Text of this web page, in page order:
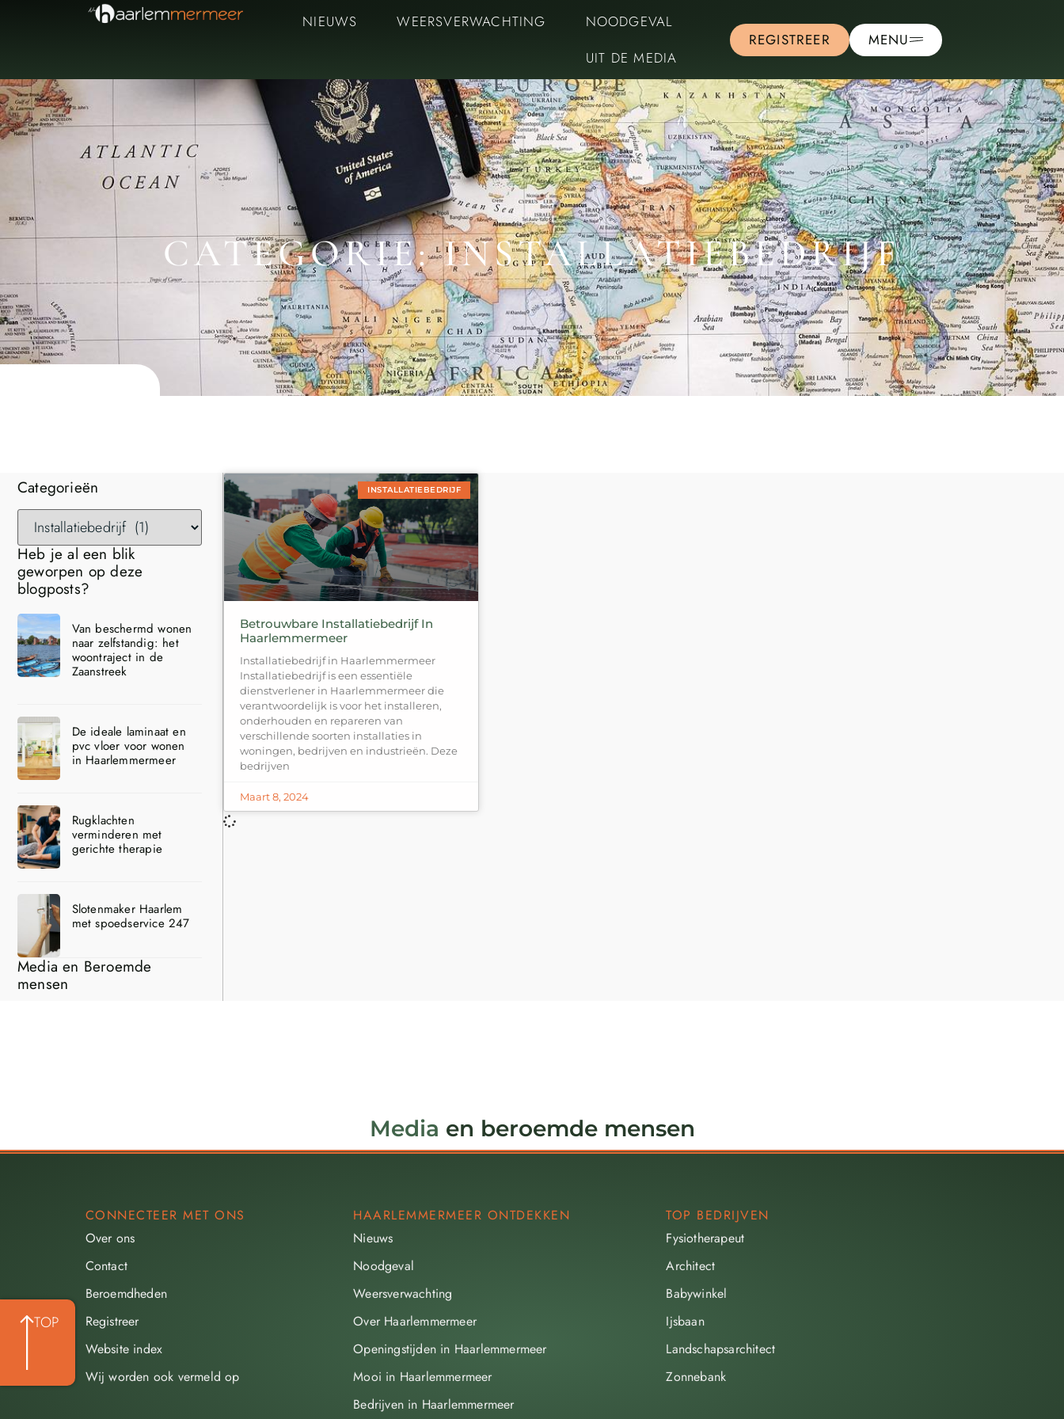
TOP
NIEUWS WEERSVERWACHTING
NOODGEVAL
UIT DE MEDIA
REGISTREER MENU
CATEGORIE: INSTALLATIEBEDRIJF
Categorieën
Heb je al een blik
geworpen op deze
blogposts?
Van beschermd wonen
naar zelfstandig: het
woontraject in de
Zaanstreek
De ideale laminaat en
pvc vloer voor wonen
in Haarlemmermeer
Rugklachten
verminderen met
gerichte therapie
Slotenmaker Haarlem
met spoedservice 247
Media en Beroemde
mensen
INSTALLATIEBEDRIJF
Betrouwbare Installatiebedrijf In
Haarlemmermeer
Installatiebedrijf in Haarlemmermeer
Installatiebedrijf is een essentiële
dienstverlener in Haarlemmermeer die
verantwoordelijk is voor het installeren,
onderhouden en repareren van
verschillende soorten installaties in
woningen, bedrijven en industrieën. Deze
bedrijven
Maart 8, 2024
Media en beroemde mensen
CONNECTEER MET ONS
Over ons
Contact
Beroemdheden​
Registreer
Website index
Wij worden ook vermeld op
HAARLEMMERMEER ONTDEKKEN
Nieuws
Noodgeval
Weersverwachting
Over Haarlemmermeer
Openingstijden in Haarlemmermeer
Mooi in Haarlemmermeer
Bedrijven in Haarlemmermeer
TOP BEDRIJVEN
Fysiotherapeut
Architect
Babywinkel
Ijsbaan
Landschapsarchitect
Zonnebank